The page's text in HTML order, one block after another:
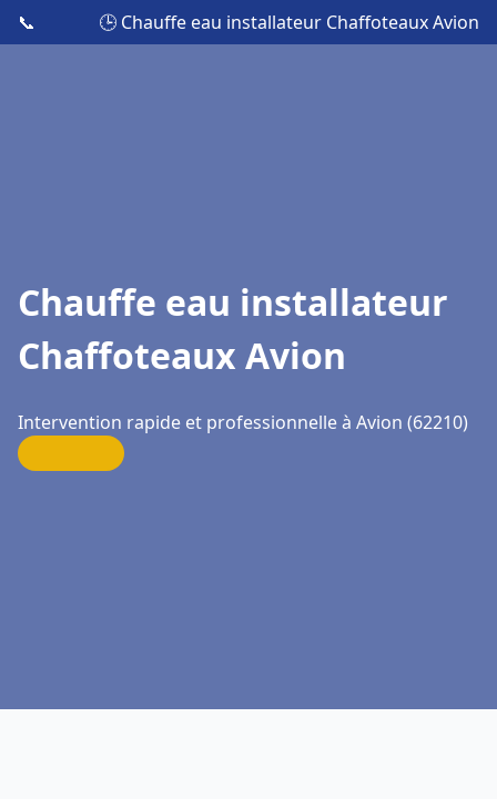
📞 🕒 Chauffe eau installateur Chaffoteaux Avion
Chauffe eau installateur
Chaffoteaux Avion
Intervention rapide et professionnelle à Avion (62210)